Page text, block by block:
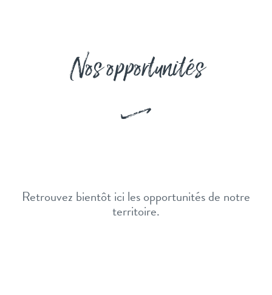
Nos opportunités
Retrouvez bientôt ici les opportunités de notre
territoire.